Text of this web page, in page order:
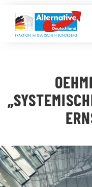
Inhalt
springen
LANDESGRUPPEN
VERANSTALTUNGEN
PRESSE